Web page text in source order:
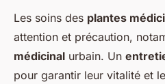
Les soins des plantes
attention et précaution,
médicinal urbain. Un
pour garantir leur vitalité et